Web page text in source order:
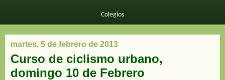
Colegios
martes, 5 de febrero de 2013
Curso de ciclismo urbano,
domingo 10 de Febrero